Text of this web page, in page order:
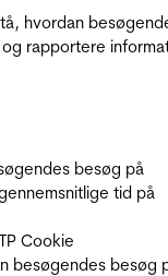
hvordan
rapportere
besøg på
tid på
Cookie
besøgendes besøg